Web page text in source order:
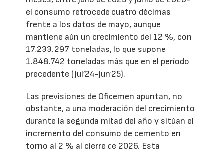
el consumo retrocede cuatro décimas
frente a los datos de mayo, aunque
mantiene aún un crecimiento del 12 %, con
17.233.297 toneladas, lo que supone
1.848.742 toneladas más que en el período
precedente (jul’24-jun’25).
Las previsiones de Oficemen apuntan, no
obstante, a una moderación del crecimiento
durante la segunda mitad del año y sitúan el
incremento del consumo de cemento en
torno al 2 % al cierre de 2026. Esta